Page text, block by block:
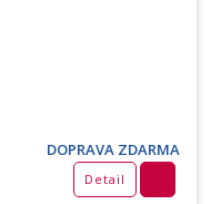
DOPRAVA ZDARMA
Detail